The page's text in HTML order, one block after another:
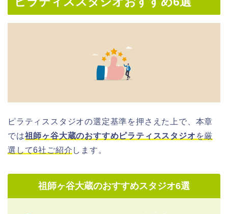
ピラティススタジオの選定基準を押さえた上で、本章
では祖師ヶ谷大蔵のおすすめピラティススタジオ を厳
選して6社ご紹介 します。
祖師ヶ谷大蔵のおすすめスタジオ6選